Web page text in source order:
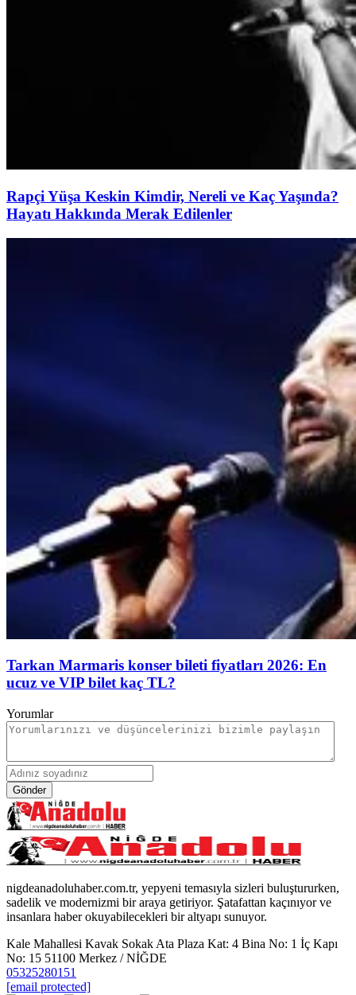
Rapçi Yüşa Keskin Kimdir, Nereli ve Kaç Yaşında?
Hayatı Hakkında Merak Edilenler
Tarkan Marmaris konser bileti fiyatları 2026: En
ucuz ve VIP bilet kaç TL?
Yorumlar
Gönder
nigdeanadoluhaber.com.tr, yepyeni temasıyla sizleri buluştururken,
sadelik ve modernizmi bir araya getiriyor. Şatafattan kaçınıyor ve
insanlara haber okuyabilecekleri bir altyapı sunuyor.
Kale Mahallesi Kavak Sokak Ata Plaza Kat: 4 Bina No: 1 İç Kapı
No: 15 51100 Merkez / NİĞDE
05325280151
[email protected]